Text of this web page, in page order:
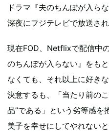
ドラマ『夫のちんぽが入ら
深夜にフジテレビで放送され
現在FOD、Netflixで配信中
のちんぽが入らない』をも
なくても、それ以上に好き
決意するも、「当たり前の
品”である」という劣等感を
美子を幸せにしてやれない